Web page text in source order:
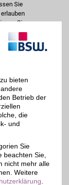
Sie
Sie
im
bieten
Betrieb der
die
und
Sie
beachten Sie,
nicht mehr alle
Weitere